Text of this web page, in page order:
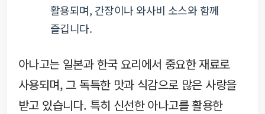
활용되며, 간장이나 와사비 소스와 함께
즐깁니다.
아나고는 일본과 한국 요리에서 중요한 재료로
사용되며, 그 독특한 맛과 식감으로 많은 사랑을
받고 있습니다. 특히 신선한 아나고를 활용한